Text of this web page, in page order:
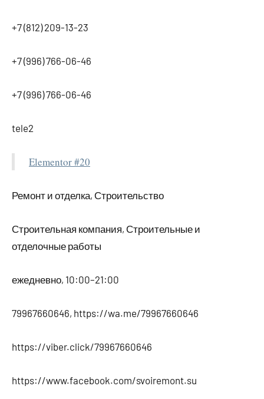
+7 (812) 209-13-23
+7 (996) 766-06-46
+7 (996) 766-06-46
tele2
Elementor #20
Ремонт и отделка, Строительство
Строительная компания, Строительные и
отделочные работы
ежедневно, 10:00–21:00
79967660646, https://wa.me/79967660646
https://viber.click/79967660646
https://www.facebook.com/svoiremont.su